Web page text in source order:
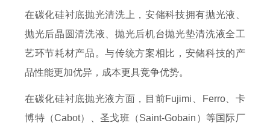
在碳化硅衬底抛光清洗上，安储科技拥有抛光液、
抛光后晶圆清洗液、抛光后机台抛光垫清洗液全工
艺环节耗材产品。与传统方案相比，安储科技的产
品性能更加优异，成本更具竞争优势。
在碳化硅衬底抛光液方面，目前Fujimi、Ferro、卡
博特（Cabot）、圣戈班（Saint-Gobain）等国际厂